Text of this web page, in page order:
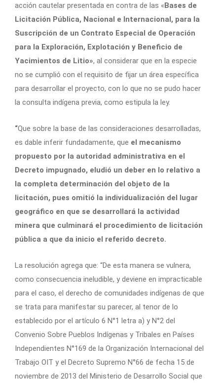
acción cautelar presentada en contra de las «Bases de
Licitación Pública, Nacional e Internacional, para la
Suscripción de un Contrato Especial de Operación
para la Exploración, Explotación y Beneficio de
Yacimientos de Litio», al considerar que en la especie
no se cumplió con el requisito de fijar un área específica
para desarrollar el proyecto, con lo que no se pudo hacer
la consulta indígena previa, como estipula la ley.
“Que sobre la base de las consideraciones desarrolladas,
es dable inferir fundadamente, que el mecanismo
propuesto por la autoridad administrativa en el
Decreto impugnado, eludió un deber en lo relativo a
la completa determinación del objeto de la
licitación, pues omitió la individualización del lugar
geográfico en que se desarrollará la actividad
minera que culminará el procedimiento de licitación
pública a que da inicio el referido decreto.
La resolución agrega que: “De esta manera se vulnera,
como consecuencia ineludible, y deviene en impracticable
para el caso, el derecho de comunidades indígenas de que
se trata para manifestar su parecer, al tenor de lo
establecido por el artículo 6 N°1 letra a) y N°2 del
Convenio Sobre Pueblos Indígenas y Tribales en Países
Independientes N°169 de la Organización Internacional del
Trabajo OIT y el Decreto Supremo N°66 de fecha 15 de
noviembre de 2013 del Ministerio de Desarrollo Social que